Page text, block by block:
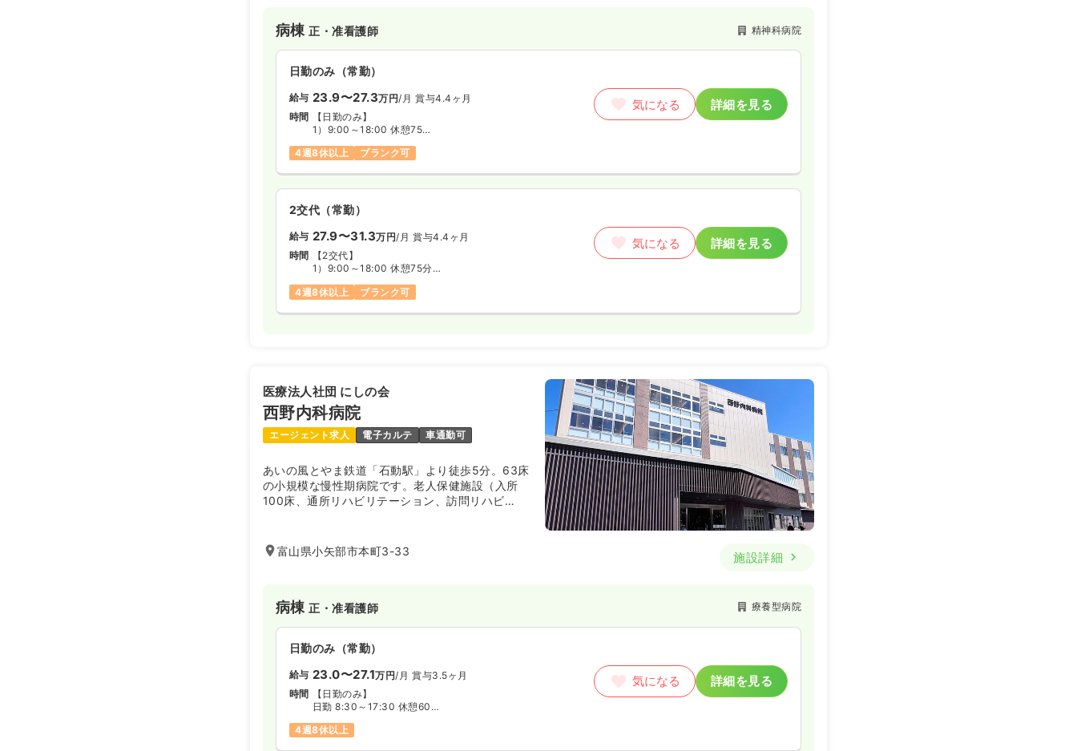
病棟正・准看護師 精神科病院
日勤のみ（常勤）
給与 23.9〜27.3万円/月 賞与4.4ヶ月
時間
【日勤のみ】
1）9:00～18:00 休憩75分
3）8:30～17:30 休憩75分
4週8休以上 ブランク可
気になる 詳細を見る
2交代（常勤）
給与 27.9〜31.3万円/月 賞与4.4ヶ月
時間
【2交代】
1）9:00～18:00 休憩75分
3）17:15～翌9:15 休憩120分
4週8休以上 ブランク可
気になる 詳細を見る
医療法人社団 にしの会
西野内科病院
エージェント求人 電子カルテ 車通勤可
あいの風とやま鉄道「石動駅」より徒歩5分。63床
の小規模な慢性期病院です。老人保健施設（入所
100床、通所リハビリテーション、訪問リハビ
のサポートにも力を入れておられます。
富山県小矢部市本町3-33 施設詳細
病棟正・准看護師 療養型病院
日勤のみ（常勤）
給与 23.0〜27.1万円/月 賞与3.5ヶ月
時間
【日勤のみ】
日勤 8:30～17:30 休憩60分
※1年単位の変形労働制
4週8休以上
気になる 詳細を見る